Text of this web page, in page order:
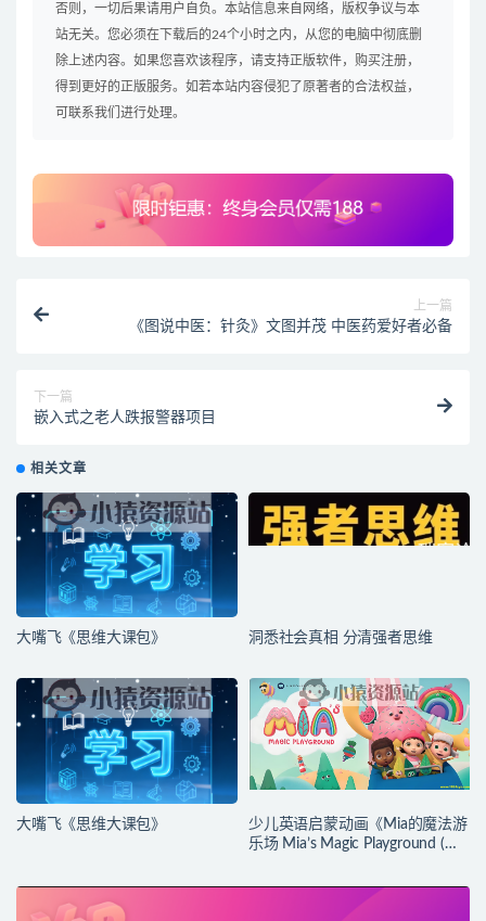
否则，一切后果请用户自负。本站信息来自网络，版权争议与本
站无关。您必须在下载后的24个小时之内，从您的电脑中彻底删
除上述内容。如果您喜欢该程序，请支持正版软件，购买注册，
得到更好的正版服务。如若本站内容侵犯了原著者的合法权益，
可联系我们进行处理。
上一篇
《图说中医：针灸》文图并茂 中医药爱好者必备
下一篇
嵌入式之老人跌报警器项目
相关文章
大嘴飞《思维大课包》 洞悉社会真相 分清强者思维
大嘴飞《思维大课包》
少儿英语启蒙动画《Mia的魔法游
乐场 Mia’s Magic Playground (动